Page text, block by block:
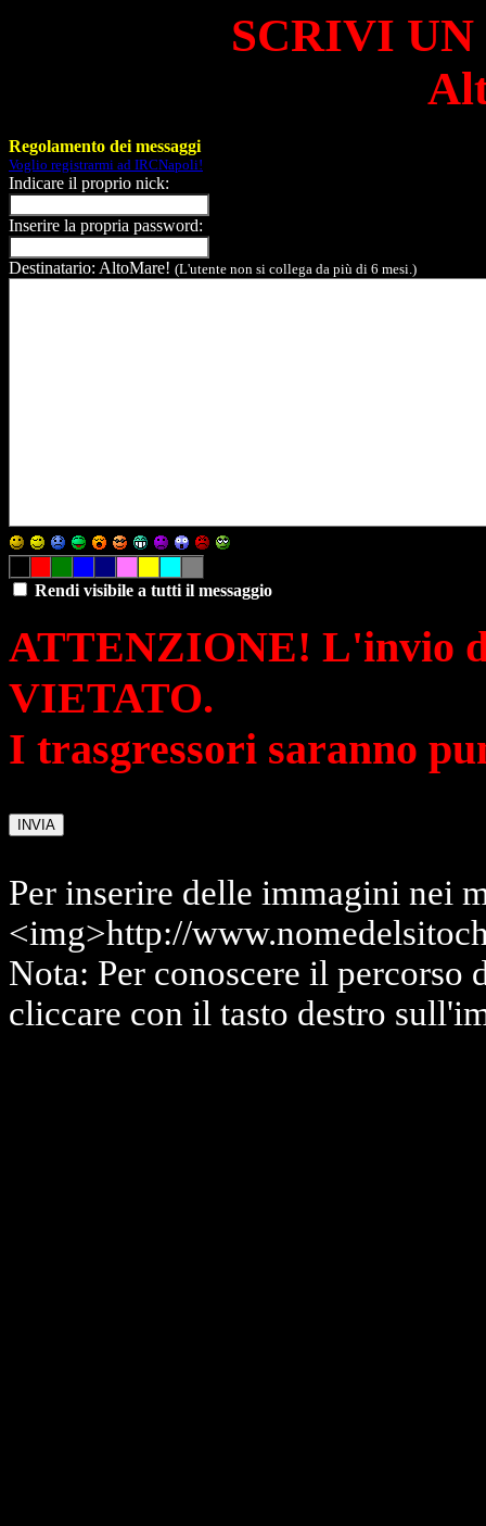
SCRIVI
Regolamento dei messaggi
Voglio registrarmi ad IRCNapoli!
Indicare il proprio nick:
Inserire la propria password:
Destinatario: AltoMare! (L'utente non si collega da più di 6 mesi.)
Rendi visibile a tutti il messaggio
ATTENZIONE! L'invio
VIETATO.
I trasgressori saranno
Per inserire delle immagini nei
<img>http://
Nota: Per conoscere il percorso
cliccare con il tasto destro